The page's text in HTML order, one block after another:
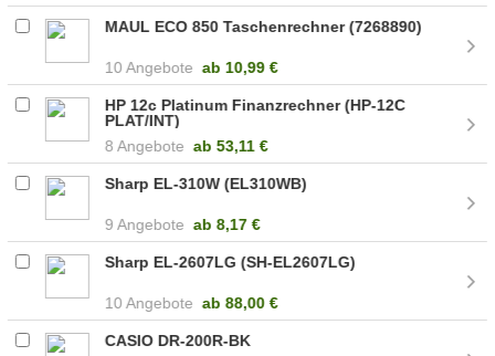
MAUL ECO 850 Taschenrechner (7268890)
10 Angebote ab 10,99 €
HP 12c Platinum Finanzrechner (HP-12C
PLAT/INT)
8 Angebote ab 53,11 €
Sharp EL-310W (EL310WB)
9 Angebote ab 8,17 €
Sharp EL-2607LG (SH-EL2607LG)
10 Angebote ab 88,00 €
CASIO DR-200R-BK